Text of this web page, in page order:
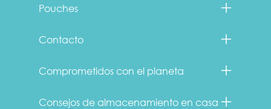
Pouches
Contacto
Comprometidos con el planeta
Consejos de almacenamiento en casa